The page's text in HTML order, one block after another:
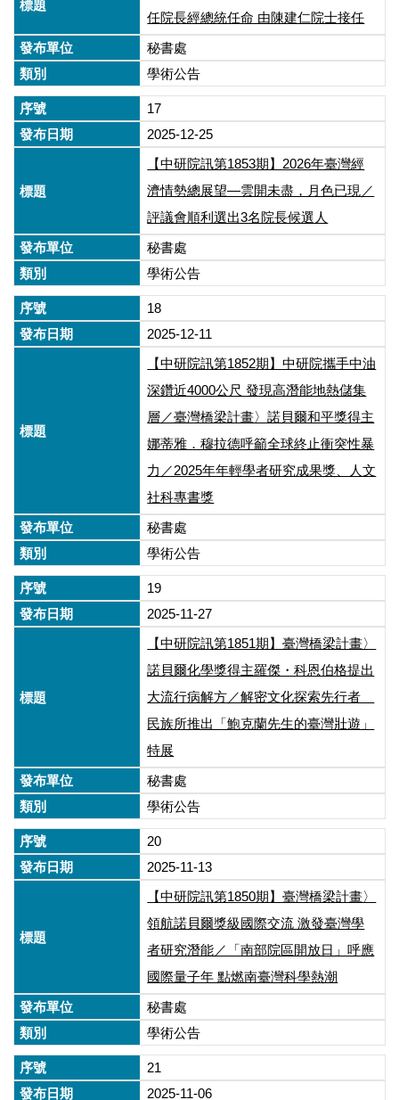
任院長經總統任命 由陳建仁院士接任
秘書處
學術公告
17
2025-12-25
【中研院訊第1853期】2026年臺灣經
濟情勢總展望—雲開未盡，月色已現／
評議會順利選出3名院長候選人
秘書處
學術公告
18
2025-12-11
【中研院訊第1852期】中研院攜手中油
深鑽近4000公尺 發現高潛能地熱儲集
層／臺灣橋梁計畫〉諾貝爾和平獎得主
娜蒂雅．穆拉德呼籲全球終止衝突性暴
力／2025年年輕學者研究成果獎、人文
社科專書獎
秘書處
學術公告
19
2025-11-27
【中研院訊第1851期】臺灣橋梁計畫〉
諾貝爾化學獎得主羅傑・科恩伯格提出
大流行病解方／解密文化探索先行者
民族所推出「鮑克蘭先生的臺灣壯遊」
特展
秘書處
學術公告
20
2025-11-13
【中研院訊第1850期】臺灣橋梁計畫〉
領航諾貝爾獎級國際交流 激發臺灣學
者研究潛能／「南部院區開放日」呼應
國際量子年 點燃南臺灣科學熱潮
秘書處
學術公告
21
2025-11-06